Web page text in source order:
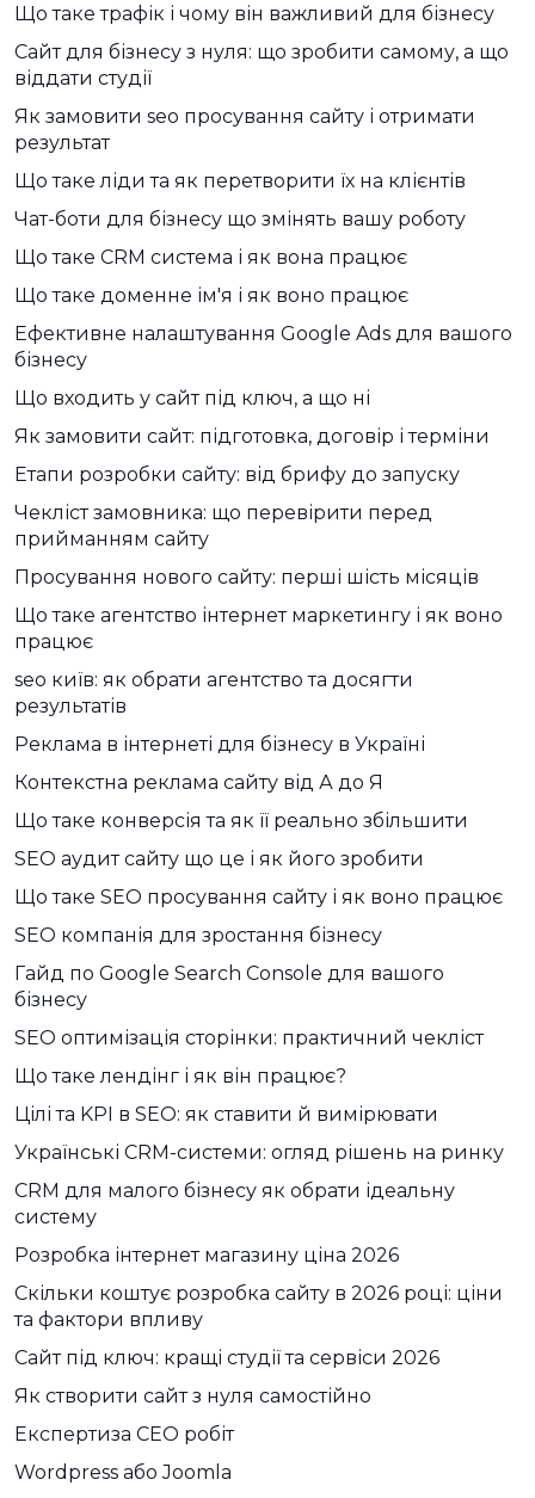
Що таке трафік і чому він важливий для бізнесу
Сайт для бізнесу з нуля: що зробити самому, а що
віддати студії
Як замовити seo просування сайту і отримати
результат
Що таке ліди та як перетворити їх на клієнтів
Чат-боти для бізнесу що змінять вашу роботу
Що таке CRM система і як вона працює
Що таке доменне ім'я і як воно працює
Ефективне налаштування Google Ads для вашого
бізнесу
Що входить у сайт під ключ, а що ні
Як замовити сайт: підготовка, договір і терміни
Етапи розробки сайту: від брифу до запуску
Чекліст замовника: що перевірити перед
прийманням сайту
Просування нового сайту: перші шість місяців
Що таке агентство інтернет маркетингу і як воно
працює
seo київ: як обрати агентство та досягти
результатів
Реклама в інтернеті для бізнесу в Україні
Контекстна реклама сайту від А до Я
Що таке конверсія та як її реально збільшити
SEO аудит сайту що це і як його зробити
Що таке SEO просування сайту і як воно працює
SEO компанія для зростання бізнесу
Гайд по Google Search Console для вашого
бізнесу
SEO оптимізація сторінки: практичний чекліст
Що таке лендінг і як він працює?
Цілі та KPI в SEO: як ставити й вимірювати
Українські CRM-системи: огляд рішень на ринку
CRM для малого бізнесу як обрати ідеальну
систему
Розробка інтернет магазину ціна 2026
Скільки коштує розробка сайту в 2026 році: ціни
та фактори впливу
Сайт під ключ: кращі студії та сервіси 2026
Як створити сайт з нуля самостійно
Експертиза СЕО робіт
Wordpress або Joomla